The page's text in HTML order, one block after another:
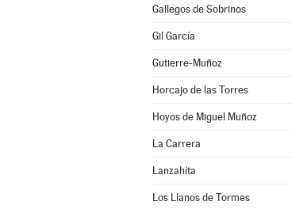
Gallegos de Sobrinos
Gil García
Gutierre-Muñoz
Horcajo de las Torres
Hoyos de Miguel Muñoz
La Carrera
Lanzahíta
Los Llanos de Tormes